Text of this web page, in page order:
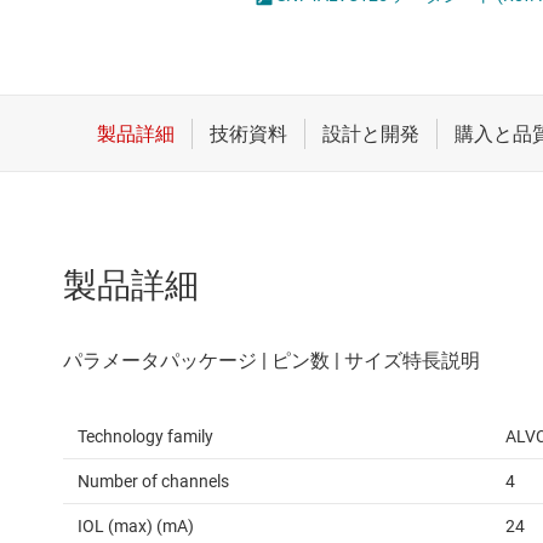
クロックとタイミング 論理ゲ
製品詳細
Technology family
Number of channels 4
IOL (max) (mA) 24